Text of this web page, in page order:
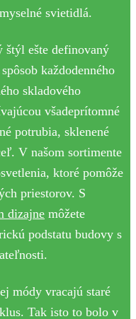
svietidlá.
štýl ešte definovaný
každodenného
skladového
všadeprítomné
potrubia, sklenené
V našom sortimente
ktoré pomôže
priestorov. S
dizajne môžete
podstatu budovy s
módy vracajú staré
Tak isto to bolo v